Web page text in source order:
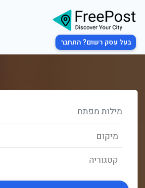
בעל עסק רשום? התחבר
מיקום
קטגוריה